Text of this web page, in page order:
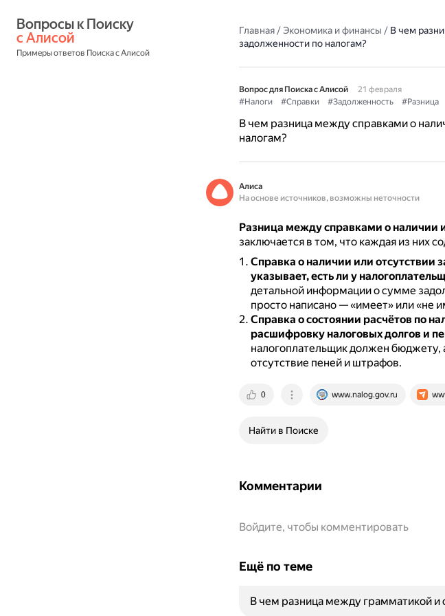
с Алисой
Примеры ответов Поиска с Алисой
Главная/Экономика и финансы / В чем
задолженности по налогам?
Вопрос для Поиска с Алисой
21 февраля
#Налоги
#Справки #Задолженность #Разница
В чем разница между справками о
налогам?
Алиса
На основе источников, возможны неточности
Разница между справками о наличии
заключается в том, что каждая из них
Справка о наличии или отсутствии
указывает, есть ли у
детальной информации о сумме
просто написано — «имеет» или «не
Справка о состоянии расчётов по
расшифровку налоговых долгов и
налогоплательщик должен бюджету,
отсутствие пеней и штрафов.
0 www.nalog.gov.ru
Найти в Поиске
Комментарии
Войдите, чтобы комментировать
Ещё по теме
В чем разница между грамматикой и